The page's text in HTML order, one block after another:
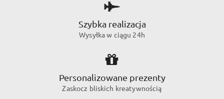
Szybka realizacja
Wysyłka w ciągu 24h
Personalizowane prezenty
Zaskocz bliskich kreatywnością